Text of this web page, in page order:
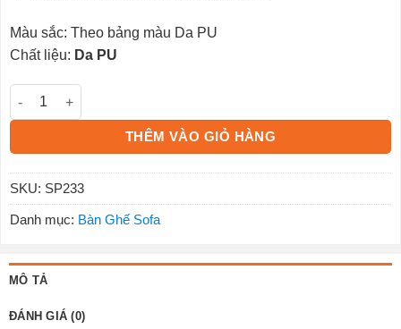
Màu sắc: Theo bảng màu Da PU
Chất liệu: Da PU
Bộ sofa SP233 số lượng
THÊM VÀO GIỎ HÀNG
SKU: SP233
Danh mục: Bàn Ghế Sofa
MÔ TẢ
ĐÁNH GIÁ (0)